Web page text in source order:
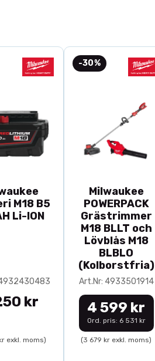
M18 B5
Li-ION
kr
exkl. moms)
-30%
Milwaukee
POWERPACK
Grästrimmer
M18 BLLT och
Lövblås M18
BLBLO
(Kolborstfria)
Art.Nr: 4933501914
4 599 kr
Ord. pris: 6 531 kr
(3 679 kr exkl. moms)